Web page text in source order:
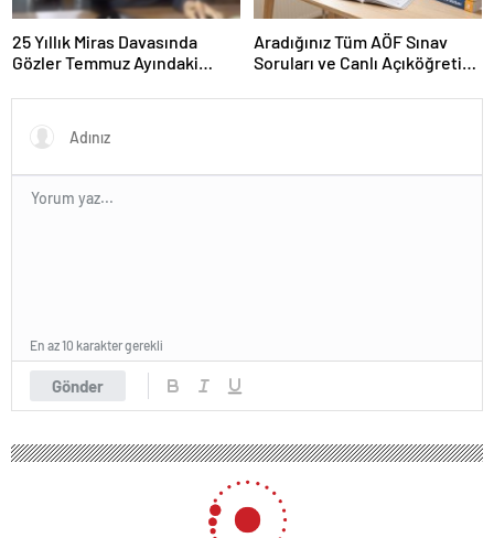
25 Yıllık Miras Davasında
Gözler Temmuz Ayındaki
Aradığınız Tüm AÖF Sınav
Soruları ve Canlı Açıköğretim
Gönder
En az 10 karakter gerekli